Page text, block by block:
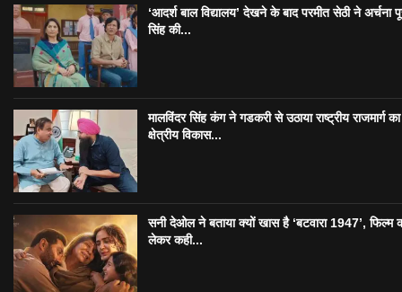
‘आदर्श बाल विद्यालय’ देखने के बाद परमीत सेठी ने अर्चना
सिंह की...
मालविंदर सिंह कंग ने गडकरी से उठाया राष्ट्रीय राजमार्ग का
क्षेत्रीय विकास...
सनी देओल ने बताया क्यों खास है ‘बटवारा 1947’, फिल्म
लेकर कही...